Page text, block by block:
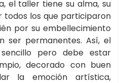
el taller tiene su alma, su
todos los que participaron
por su embellecimiento
ser permanentes. Así, el
pero debe estar
decorado con buen
la emoción artística,